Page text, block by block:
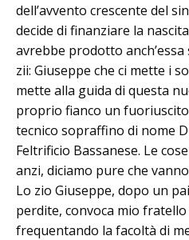
dell’avvento crescente del
decide di finanziare la
avrebbe prodotto
zii: Giuseppe che ci mette i
mette alla guida di questa
proprio fianco un fuoriuscito
tecnico sopraffino di nome
Feltrificio Bassanese. Le
anzi, diciamo pure che
Lo zio Giuseppe, dopo un
perdite, convoca mio fratello
frequentando la fa­coltà di